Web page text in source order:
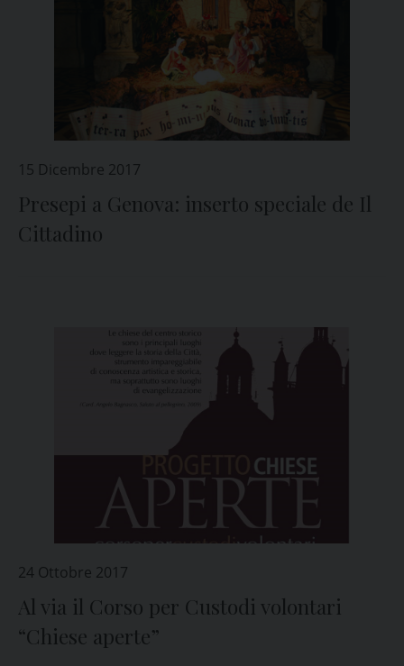
15 Dicembre 2017
Presepi a Genova: inserto speciale de Il
Cittadino
24 Ottobre 2017
Al via il Corso per Custodi volontari
“Chiese aperte”